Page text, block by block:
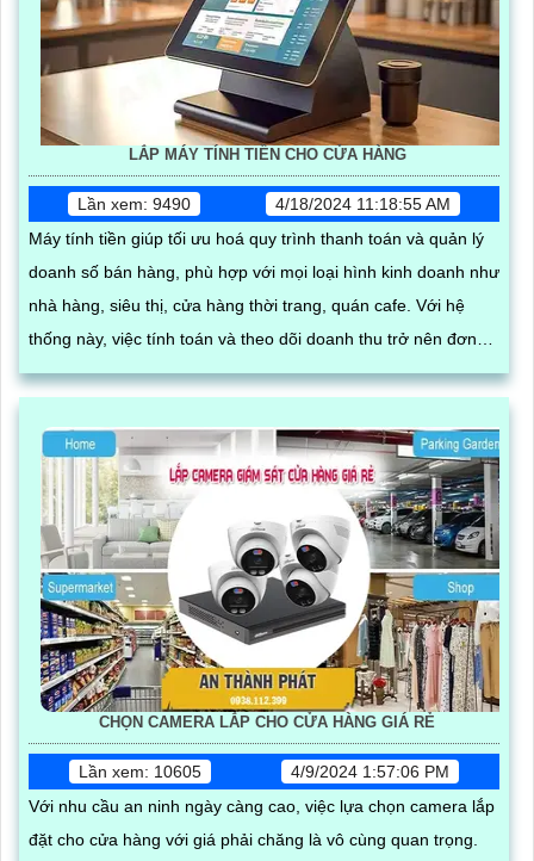
LẮP MÁY TÍNH TIỀN CHO CỬA HÀNG
Lần xem: 9490
4/18/2024 11:18:55 AM
Máy tính tiền giúp tối ưu hoá quy trình thanh toán và quản lý
doanh số bán hàng, phù hợp với mọi loại hình kinh doanh như
nhà hàng, siêu thị, cửa hàng thời trang, quán cafe. Với hệ
thống này, việc tính toán và theo dõi doanh thu trở nên đơn
giản hơn
CHỌN CAMERA LẮP CHO CỬA HÀNG GIÁ RẺ
Lần xem: 10605
4/9/2024 1:57:06 PM
Với nhu cầu an ninh ngày càng cao, việc lựa chọn camera lắp
đặt cho cửa hàng với giá phải chăng là vô cùng quan trọng.